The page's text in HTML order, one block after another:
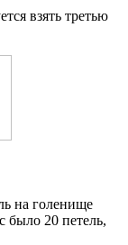
взять третью
на голенище
было 20 петель,